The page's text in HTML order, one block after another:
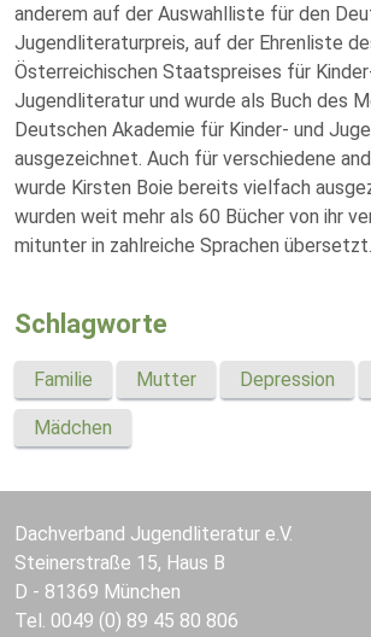
anderem auf der Auswahlliste für den
Jugendliteraturpreis, auf der Ehrenliste
Österreichischen Staatspreises für
Jugendliteratur und wurde als Buch des
Deutschen Akademie für Kinder- und
ausgezeichnet. Auch für verschiedene
wurde Kirsten Boie bereits vielfach
wurden weit mehr als 60 Bücher von ihr
mitunter in zahlreiche Sprachen übersetzt.
Schlagworte
Familie Mutter Depression
Mädchen
Dachverband Jugendliteratur e.V.
Steinerstraße 15, Haus B
D - 81369 München
Tel. 0049 (0) 89 45 80 806